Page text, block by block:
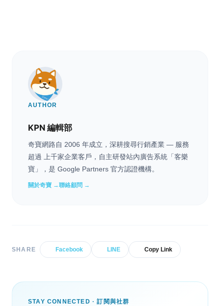
AUTHOR
KPN 編輯部
奇寶網路自 2006 年成立，深耕搜尋行銷產業 — 服務
超過 上千家企業客戶，自主研發站內廣告系統「客樂
寶」，是 Google Partners 官方認證機構。
關於奇寶 →聯絡顧問 →
SHARE Facebook LINE Copy Link
STAY CONNECTED · 訂閱與社群